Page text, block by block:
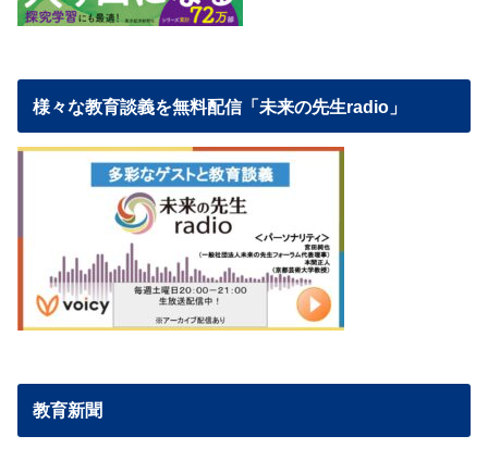
様々な教育談義を無料配信「未来の先生radio」
教育新聞